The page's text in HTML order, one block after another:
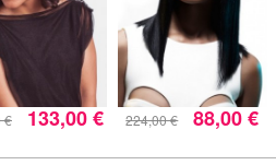
€ 133,00 € 224,00 € 88,00 €